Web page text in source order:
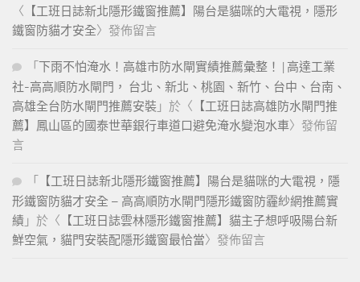
〈 【工班日誌新北隱形鐵窗推薦】陽台是貓咪的大電視，隱形
鐵窗防貓才安全〉發佈留言
「
下雨不怕淹水！高雄市防水閘實績推薦彙整！ | 高達工業
社-高高順防水閘門， 台北、新北、桃園、新竹、台中、台南、
高雄全台防水閘門推薦安裝 」於〈 【工班日誌高雄防水閘門推
薦】鳳山區的國泰世華銀行車道口避免淹水變泡水車〉發佈留
言
「
【工班日誌新北隱形鐵窗推薦】陽台是貓咪的大電視，隱
形鐵窗防貓才安全 – 高高順防水閘門隱形鐵窗防霾紗網推薦實
績 」於〈 【工班日誌雲林隱形鐵窗推薦】貓主子想呼吸陽台新
鮮空氣，貓門安裝配隱形鐵窗最恰當〉發佈留言